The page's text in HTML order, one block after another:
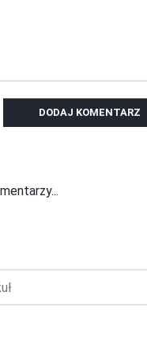
DODAJ KOMENTARZ